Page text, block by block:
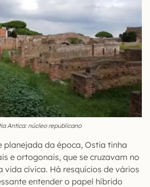
Antica: núcleo republicano
planejada da época, Ostia tinha
e ortogonais, que se cruzavam no
vida cívica. Há resquícios de vários
entender o papel híbrido